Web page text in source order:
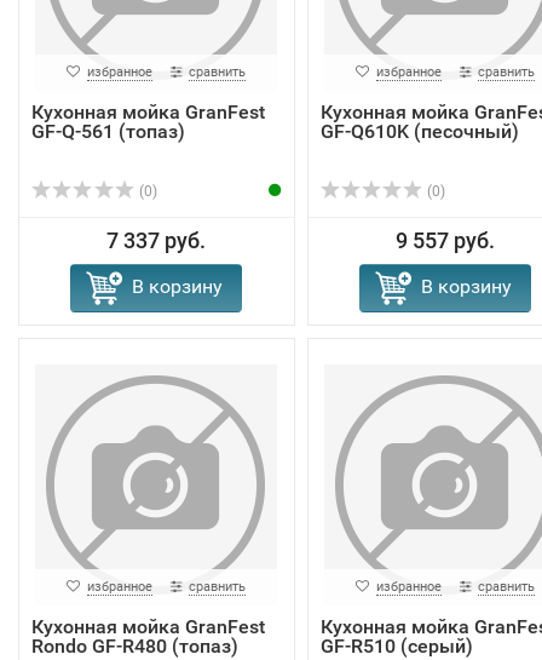
избранное сравнить
Кухонная мойка GranFest
GF-Q-561 (топаз)
(0)
7 337 руб.
В корзину
избранное сравнить
Кухонная мойка
GF-Q610K (песочный)
(0)
9 557 руб.
В корзину
избранное сравнить
Кухонная мойка GranFest
Rondo GF-R480 (топаз)
избранное сравнить
Кухонная мойка
GF-R510 (серый)